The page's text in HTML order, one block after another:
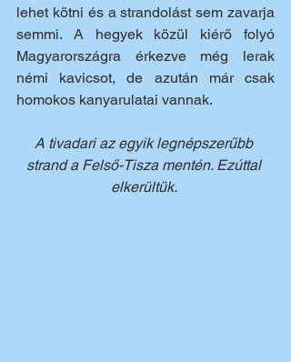
lehet kötni és a strandolást sem zavarja
semmi. A hegyek közül kiérő folyó
Magyarországra érkezve még lerak
némi kavicsot, de azután már csak
homokos kanyarulatai vannak.
A tivadari az egyik legnépszerűbb
strand a Felső-Tisza mentén. Ezúttal
elkerültük.